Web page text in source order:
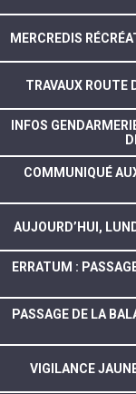
MERCREDIS
TRAVAUX ROUTE
INFOS
COMMUNIQUÉ
AUJOURD’HUI,
ERRATUM :
PASSAGE DE LA
VIGILANCE